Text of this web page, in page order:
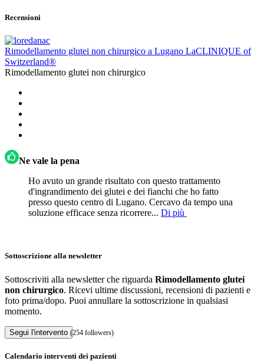
Recensioni
Rimodellamento glutei non chirurgico a Lugano LaCLINIQUE of
Switzerland®
Rimodellamento glutei non chirurgico
Ne vale la pena
Ho avuto un grande risultato con questo trattamento
d'ingrandimento dei glutei e dei fianchi che ho fatto
presso questo centro di Lugano. Cercavo da tempo una
soluzione efficace senza ricorrere... Di più
Sottoscrizione alla newsletter
Sottoscriviti alla newsletter che riguarda Rimodellamento glutei
non chirurgico. Ricevi ultime discussioni, recensioni di pazienti e
foto prima/dopo. Puoi annullare la sottoscrizione in qualsiasi
momento.
Segui l'intervento (254 followers)
Calendario interventi dei pazienti